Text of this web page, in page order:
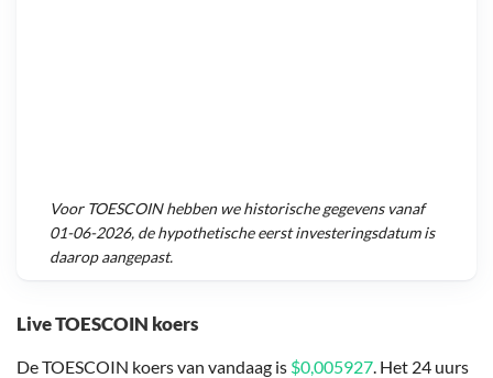
Live TOESCOIN koers
De TOESCOIN koers van vandaag is $0,005927. Het 24 uurs
Voor TOESCOINhebben we historische gegevens vanaf
01-06-2026, de hypothetische eerst investeringsdatum is
daarop aangepast.